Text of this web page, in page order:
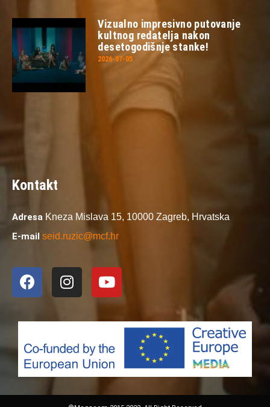
Vizualno impresivno putovanje
kultnog redatelja nakon
desetogodišnje stanke!
2026-07-05
Kontakt
Adresa Kneza Mislava 15, 10000 Zagreb, Hrvatska
E-mail seid.ruzic@mcf.hr